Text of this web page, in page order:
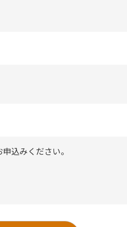
込みください。